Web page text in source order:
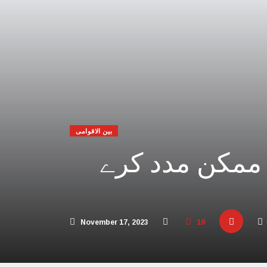
مکہ مکرمہ میں سونے کے متعدد نئے ذخائر مل گئے
عرب امارات میں سال نو کی تقاریب منسوخ
بھارت میں محتاط رہنے کی ہدایات جاری کردیں
اسرائیل کا حماس کو جڑ سے ختم کرنے پر اتفاق
بین الاقوامی
مدد کرے
November 17, 2023 19